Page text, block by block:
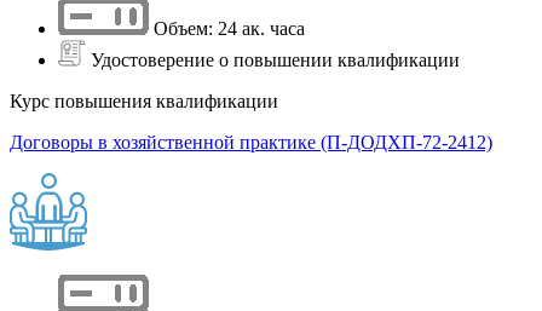
Объем: 24 ак. часа
Удостоверение о повышении квалификации
Курс повышения квалификации
Договоры в хозяйственной практике (П-ДОДХП-72-2412)